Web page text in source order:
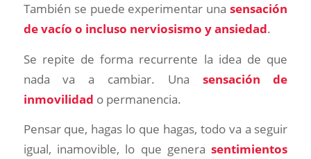
También se puede experimentar unasensación
de vacío o incluso nerviosismo y ansiedad.
Se repite de forma recurrente la idea de que
nada va a cambiar. Una sensación de
inmovilidad o permanencia.
Pensar que, hagas lo que hagas, todo va a seguir
igual, inamovible, lo que generasentimientos